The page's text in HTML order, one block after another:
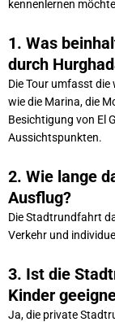
kennenlernen
1. Was
durch
Die Tour umfasst
wie die Marina, die
Besichtigung von El
Aussichtspunkten.
2. Wie lange
Ausflug?
Die Stadtrundfahrt
Verkehr und
3. Ist die
Kinder
Ja, die private